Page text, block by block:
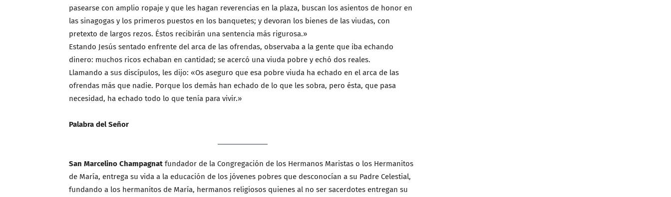
pasearse con amplio ropaje y que les hagan reverencias en la plaza, buscan los asientos de honor en
las sinagogas y los primeros puestos en los banquetes; y devoran los bienes de las viudas, con
pretexto de largos rezos. Éstos recibirán una sentencia más rigurosa.»
Estando Jesús sentado enfrente del arca de las ofrendas, observaba a la gente que iba echando
dinero: muchos ricos echaban en cantidad; se acercó una viuda pobre y echó dos reales.
Llamando a sus discípulos, les dijo: «Os aseguro que esa pobre viuda ha echado en el arca de las
ofrendas más que nadie. Porque los demás han echado de lo que les sobra, pero ésta, que pasa
necesidad, ha echado todo lo que tenía para vivir.»
Palabra del Señor
San Marcelino Champagnat fundador de la Congregación de los Hermanos Maristas o los Hermanitos
de María, entrega su vida a la educación de los jóvenes pobres que desconocían a su Padre Celestial,
fundando a los hermanitos de María, hermanos religiosos quienes al no ser sacerdotes entregan su